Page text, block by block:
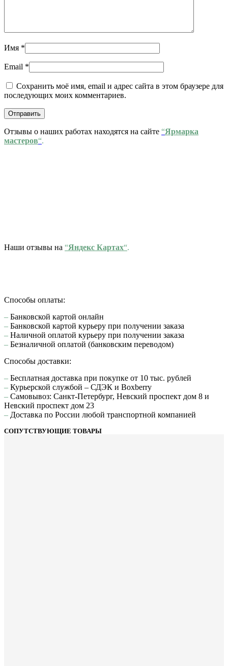
Имя *
Email *
Сохранить моё имя, email и адрес сайта в этом браузере для
последующих моих комментариев.
Отзывы о наших работах находятся на сайте “Ярмарка
мастеров“.
Наши отзывы на “Яндекс Картах“.
Способы оплаты:
– Банковской картой онлайн
– Банковской картой курьеру при получении заказа
– Наличной оплатой курьеру при получении заказа
– Безналичной оплатой (банковским переводом)
Способы доставки:
– Бесплатная доставка при покупке от 10 тыс. рублей
– Курьерской службой – СДЭК и Boxberry
– Самовывоз: Санкт-Петербург, Невский проспект дом 8 и
Невский проспект дом 23
– Доставка по России любой транспортной компанией
СОПУТСТВУЮЩИЕ ТОВАРЫ